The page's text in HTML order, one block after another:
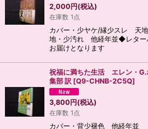
2,000円(税込)
在庫数 1点
カバー・少ヤケ/縁少スレ 天
地・少汚れ 他経年並◆レター
お届けとなります
祝福に満ちた生活 エレン・G.
集部 訳 [Q9-CHNB-2C5Q]
3,800円(税込)
在庫数 1点
カバー・背少褪色 他経年並